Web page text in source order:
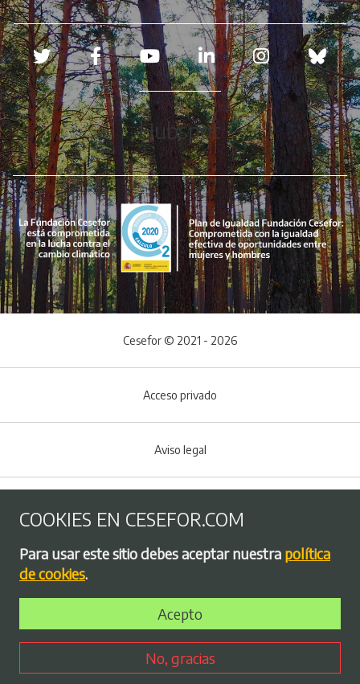
Redes sociales
Hubspot
Menú del pie
Cesefor © 2021 - 2026
Acceso privado
Aviso legal
Política de privacidad
Bolsa de empleo
Perfil contratante
COOKIES EN CESEFOR.COM
Para usar este sitio debes aceptar nuestra política
de cookies.
Acepto
No, gracias